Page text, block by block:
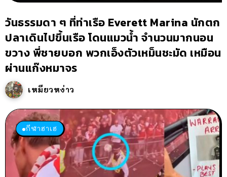
วันธรรมดา ๆ ที่ท่าเรือ Everett Marina นักตก
ปลาเดินไปขึ้นเรือ โดนแมวน้ำ จำนวนมากนอน
ขวาง พี่ชายบอก พวกเอ็งตัวเหม็นชะมัด เหมือน
ผ่านแก๊งหมาจร
เหมียวหง่าว
กีฬาฮาเฮ